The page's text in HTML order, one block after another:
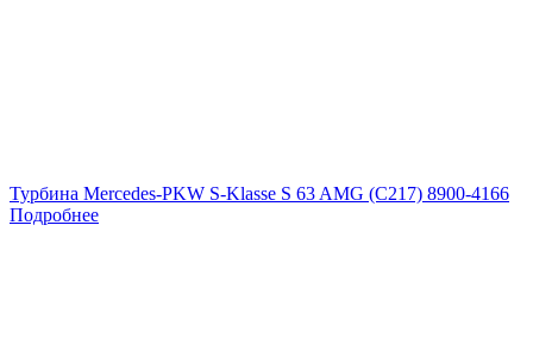
Турбина Mercedes-PKW S-Klasse S 63 AMG (C217) 8900-4166
Подробнее